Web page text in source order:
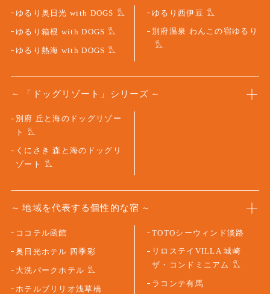
ゆるり奥日光 with DOGS
ゆるり箱根 with DOGS
ゆるり熱海 with DOGS
ゆるり西伊豆
別府温泉 わんこの宿ゆるり
「ドッグリゾート」シリーズ
別府 丘と海のドッグリゾー
ト
くにさき 森と海のドッグリ
ゾート
地域を代表する個性的な宿
ココテル函館
奥日光ホテル 四季彩
大洗パークホテル
ホテルブリリオ浅草橋
TOTOシーウィンド淡路
リロステイVILLA 城崎
ザ・コンドミニアム
ラコンテ有馬